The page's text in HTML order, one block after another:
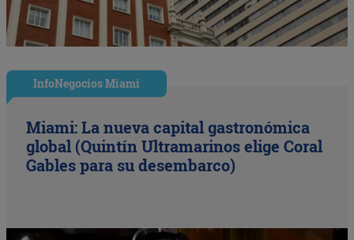
InfoNegocios Miami
Miami: La nueva capital gastronómica
global (Quintín Ultramarinos elige Coral
Gables para su desembarco)